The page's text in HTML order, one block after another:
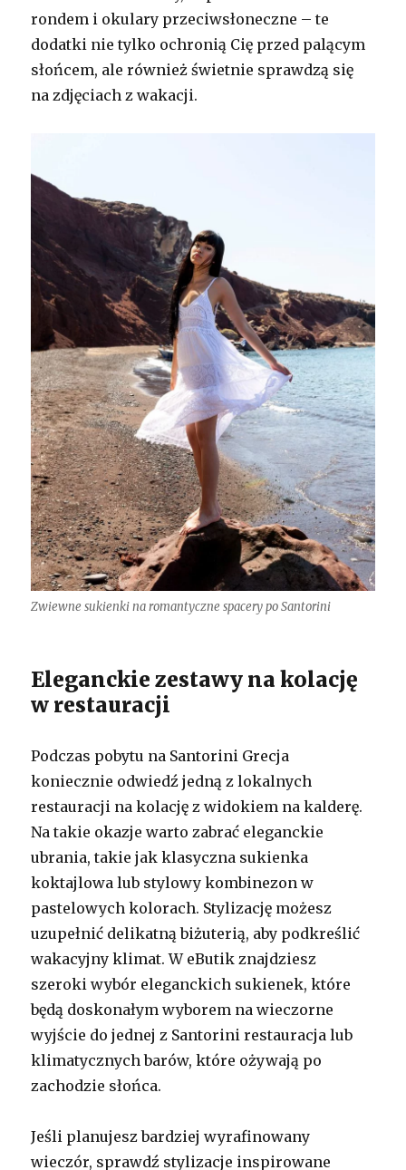
rondem i okulary przeciwsłoneczne – te
dodatki nie tylko ochronią Cię przed palącym
słońcem, ale również świetnie sprawdzą się
na zdjęciach z wakacji.
Zwiewne sukienki na romantyczne spacery po Santorini
Eleganckie zestawy na kolację
w restauracji
Podczas pobytu na Santorini Grecja
koniecznie odwiedź jedną z lokalnych
restauracji na kolację z widokiem na kalderę.
Na takie okazje warto zabrać eleganckie
ubrania, takie jak klasyczna sukienka
koktajlowa lub stylowy kombinezon w
pastelowych kolorach. Stylizację możesz
uzupełnić delikatną biżuterią, aby podkreślić
wakacyjny klimat. W eButik znajdziesz
szeroki wybór eleganckich sukienek, które
będą doskonałym wyborem na wieczorne
wyjście do jednej z Santorini restauracja lub
klimatycznych barów, które ożywają po
zachodzie słońca.
Jeśli planujesz bardziej wyrafinowany
wieczór, sprawdź stylizacje inspirowane